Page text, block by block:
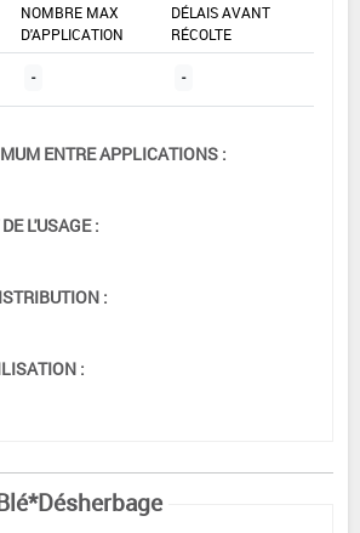
NOMBRE MAX
D'APPLICATION
DÉLAIS AVANT
RÉCOLTE
- -
ENTRE APPLICATIONS :
L'USAGE :
:
: